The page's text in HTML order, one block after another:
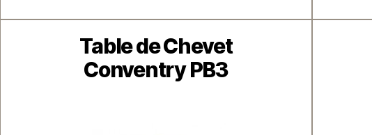
Catégories
Table de Chevet
Conventry PB3